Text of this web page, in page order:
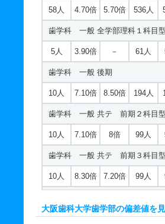
58人 4.70倍 5.70倍 536人
歯学科 一般 全学部理科１科目型
5人 3.90倍 － 61人
歯学科 一般 後期
10人 7.10倍 8.50倍 194人
歯学科 一般 共テ 前期２科目型
10人 7.10倍 8倍 99人
歯学科 一般 共テ 前期３科目型
10人 8.30倍 7.20倍 99人
5人 4.20倍 4.90倍 21人
大阪歯科大学歯学部の偏差値を